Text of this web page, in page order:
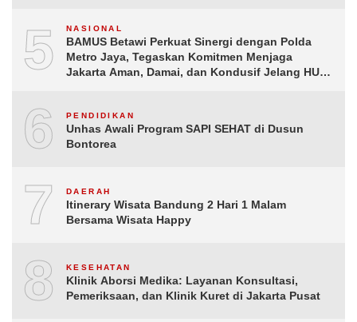
5 NASIONAL
BAMUS Betawi Perkuat Sinergi dengan Polda
Metro Jaya, Tegaskan Komitmen Menjaga
Jakarta Aman, Damai, dan Kondusif Jelang HUT
6 PENDIDIKAN
Unhas Awali Program SAPI SEHAT di Dusun
Bontorea
7 DAERAH
Itinerary Wisata Bandung 2 Hari 1 Malam
Bersama Wisata Happy
8 KESEHATAN
Klinik Aborsi Medika: Layanan Konsultasi,
Pemeriksaan, dan Klinik Kuret di Jakarta Pusat